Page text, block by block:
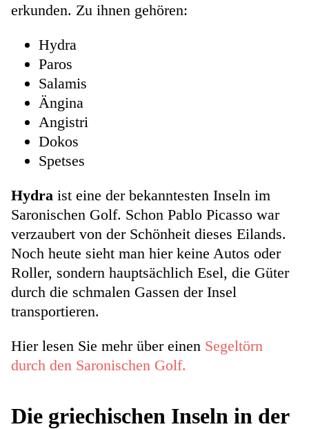
erkunden. Zu ihnen gehören:
Hydra
Paros
Salamis
Ängina
Angistri
Dokos
Spetses
Hydra ist eine der bekanntesten Inseln im
Saronischen Golf. Schon Pablo Picasso war
verzaubert von der Schönheit dieses Eilands.
Noch heute sieht man hier keine Autos oder
Roller, sondern hauptsächlich Esel, die Güter
durch die schmalen Gassen der Insel
transportieren.
Hier lesen Sie mehr über einen Segeltörn
durch den Saronischen Golf.
Die griechischen Inseln in der